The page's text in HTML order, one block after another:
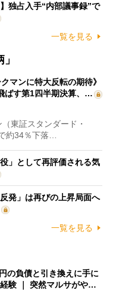
独占入手“内部議事録”で
一覧を見る
マンに特大反転の期待》
ばす第1四半期決算、…
東証スタンダード・
約34％下落…
」として再評価される気
発」は再びの上昇局面へ
一覧を見る
の負債と引き換えに手に
験 ｜ 突然マルサがや…